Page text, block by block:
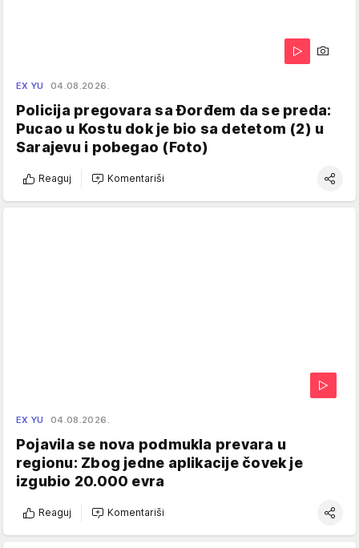
EX YU 04.08.2026.
Policija pregovara sa Đorđem da se preda:
Pucao u Kostu dok je bio sa detetom (2) u
Sarajevu i pobegao (Foto)
Reaguj Komentariši
EX YU 04.08.2026.
Pojavila se nova podmukla prevara u
regionu: Zbog jedne aplikacije čovek je
izgubio 20.000 evra
Reaguj Komentariši